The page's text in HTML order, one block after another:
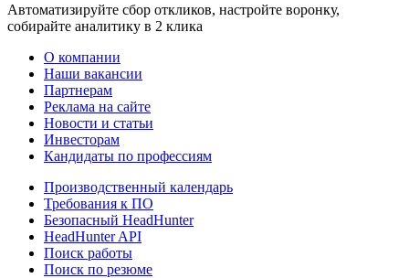
Автоматизируйте сбор откликов, настройте воронку,
собирайте аналитику в 2 клика
О компании
Наши вакансии
Партнерам
Реклама на сайте
Новости и статьи
Инвесторам
Кандидаты по профессиям
Производственный календарь
Требования к ПО
Безопасный HeadHunter
HeadHunter API
Поиск работы
Поиск по резюме